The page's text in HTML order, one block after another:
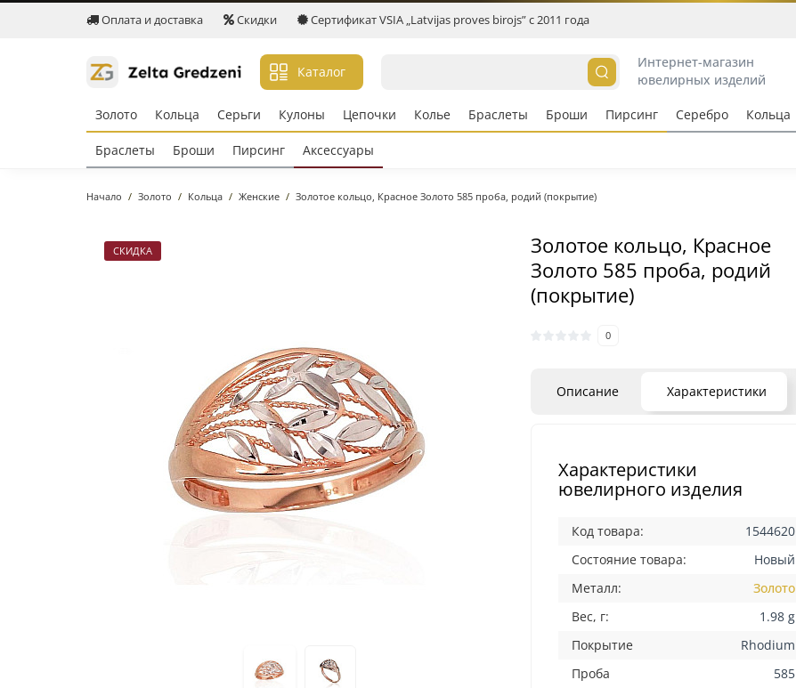
Оплата и доставка Скидки Сертификат VSIA „Latvijas proves birojs” c 2011 года
Каталог
Интернет-магазин
ювелирных изделий
Золото Кольцa Серьги Кулоны Цепочки Колье Браслеты Броши Пирсинг Серебро Кольцa
Браслеты Броши Пирсинг Аксессуары
Начало Золото Кольцa Женские Золотое кольцо, Красное Золото 585 проба, родий (покрытие)
СКИДКА
Золотое кольцо, Красное
Золото 585 проба, родий
(покрытие)
0
Описание Характеристики
Характеристики
ювелирного изделия
Код товара:
1544620
Состояние товара:
Новый
Металл:
Золото
Вес, г:
1.98 g
Покрытие
Rhodium
Проба
585